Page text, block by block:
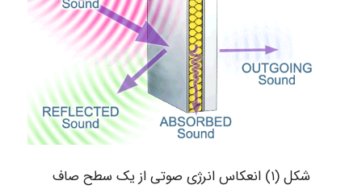
شکل (۱) انعکاس انرژی صوتی از یک سطح صاف